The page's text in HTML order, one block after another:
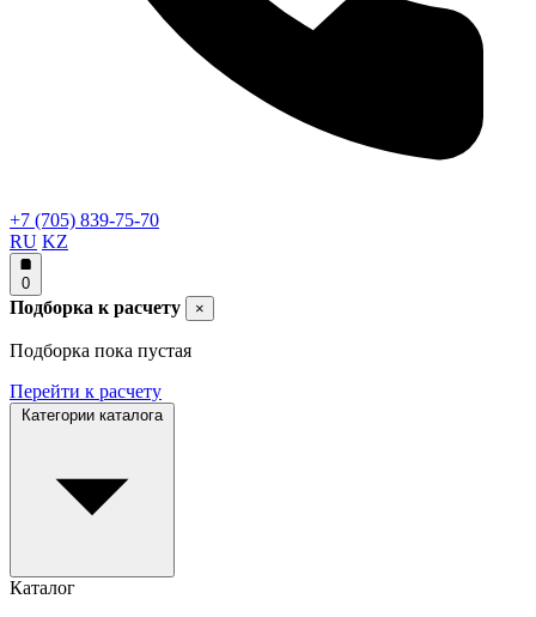
+7 (705) 839-75-70
RU KZ
0
Подборка к расчету ×
Подборка пока пустая
Перейти к расчету
Категории каталога
Каталог